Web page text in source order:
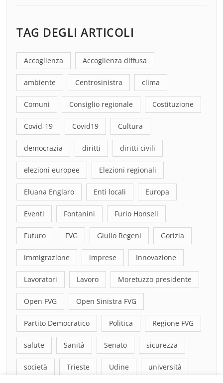
TAG DEGLI ARTICOLI
Accoglienza Accoglienza diffusa
ambiente Centrosinistra clima
Comuni Consiglio regionale Costituzione
Covid-19 Covid19 Cultura
democrazia diritti diritti civili
elezioni europee Elezioni regionali
Eluana Englaro Enti locali Europa
Eventi Fontanini Furio Honsell
Futuro FVG Giulio Regeni Gorizia
immigrazione imprese Innovazione
Lavoratori Lavoro Moretuzzo presidente
Open FVG Open Sinistra FVG
Partito Democratico Politica Regione FVG
salute Sanità Senato sicurezza
società Trieste Udine università